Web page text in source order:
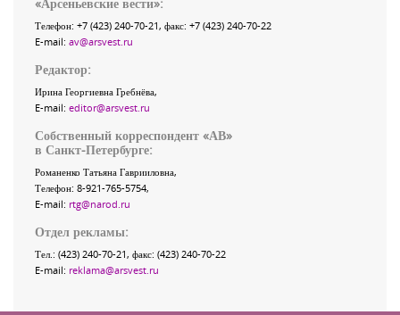
Телефон: +7 (423) 240-70-21, факс: +7 (423) 240-70-22
E-mail: av@arsvest.ru
Редактор:
Ирина Георгиевна Гребнёва,
E-mail: editor@arsvest.ru
Собственный корреспондент «АВ»
в Санкт-Петербурге:
Романенко Татьяна Гаврииловна,
Телефон: 8-921-765-5754,
E-mail: rtg@narod.ru
Отдел рекламы:
Тел.: (423) 240-70-21, факс: (423) 240-70-22
E-mail: reklama@arsvest.ru